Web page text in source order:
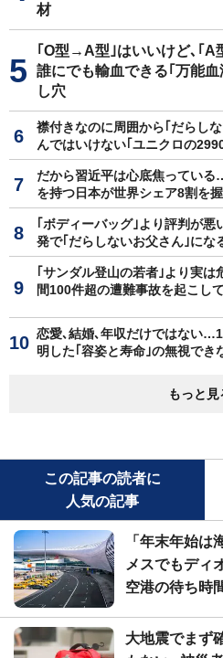
材
｢O型→A型｣はいいけど､｢
誰にでも輸血できる｢万能血
し穴
襟付きなのに周囲から｢だらし
んではいけない｢ユニクロの
だから習近平は心底焦ってい
を持つ日本が世界シェア8割を
｢ボディーバッグ｣より評判が
発で｢だらしないお父さん｣にな
｢サンダル登山の若者｣より実
間100件超の遭難事故を起こし
恋愛､結婚､年収だけではない
明した｢容姿と寿命｣の無視でき
もっと見
この記事の読者に
人気の記事
「年末年始は
メスでもディ
空港の待ち時
大地震でまず